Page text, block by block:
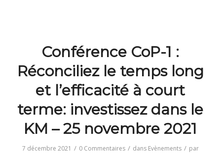
Conférence CoP-1 :
Réconciliez le temps long
et l’efficacité à court
terme: investissez dans le
KM – 25 novembre 2021
7 décembre 2021 / 0 Commentaires / dans Evènements / par